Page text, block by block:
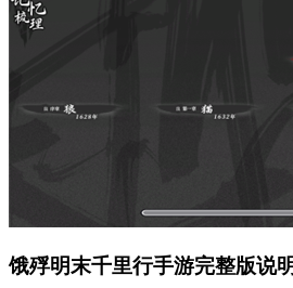
饿殍明末千里行手游完整版说